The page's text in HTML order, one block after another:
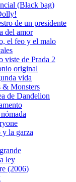
(Black bag)
de un presidente
del amor
el feo y el malo
viste de Prada 2
original
vida
& Monsters
de Dandelion
la garza
ley
(2006)